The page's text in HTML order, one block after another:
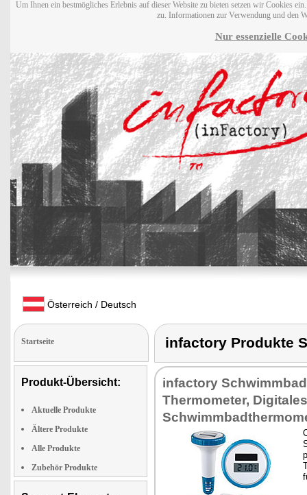
Um Ihnen ein bestmögliches Erlebnis auf dieser Website zu bieten setzen wir Cookies
zu. Informationen zur Verwendung und den
Nur essenzielle
Österreich / Deutsch
Startseite
Produkt-Übersicht:
Aktuelle Produkte
Ältere Produkte
Alle Produkte
Zubehör Produkte
infactory Produkte
infactory Schwimmbad
Thermometer, Digitales